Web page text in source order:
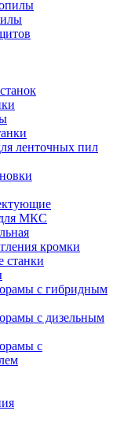
ленточных пил
МКС
кромки
станки
с гибридным
с дизельным
с